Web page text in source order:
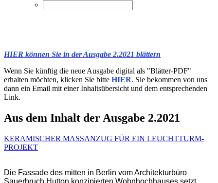
HIER können Sie in der Ausgabe 2.2021 blättern
Wenn Sie künftig die neue Ausgabe digital als "Blätter-PDF"
erhalten möchten, klicken Sie bitte HIER. Sie bekommen von uns
dann ein Email mit einer Inhaltsübersicht und dem entsprechenden
Link.
Aus dem Inhalt der Ausgabe 2.2021
KERAMISCHER MASSANZUG FÜR EIN LEUCHTTURM-
PROJEKT
Die Fassade des mitten in Berlin vom Architekturbüro
Sauerbruch Hutton konzipierten Wohnhochhauses setzt